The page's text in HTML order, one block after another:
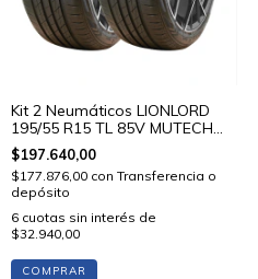
Kit 2 Neumáticos LIONLORD
195/55 R15 TL 85V MUTECH
H02
$197.640,00
$177.876,00 con Transferencia o
depósito
6 cuotas sin interés de
$32.940,00
COMPRAR